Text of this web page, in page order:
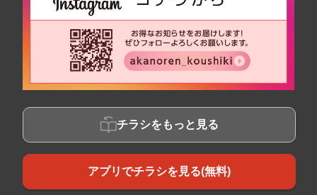
チラシをもっと見る
アプリでチラシを見る(無料)